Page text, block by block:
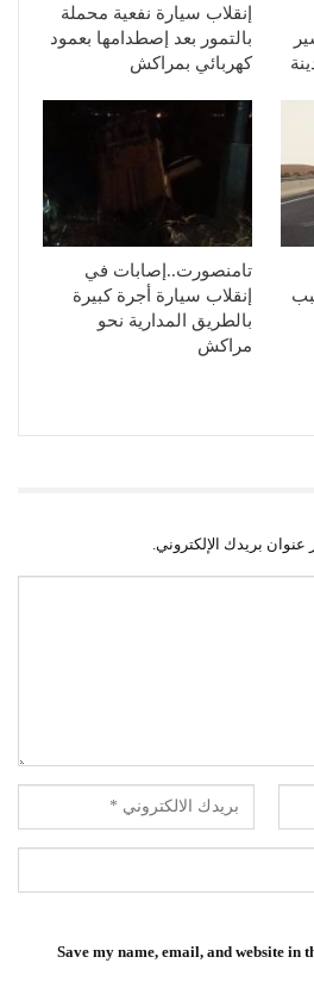
إنقلاب سيارة نفعية محملة
بالتمور بعد إصطدامها بعمود
كهربائي بمراكش
تامنصورت..إصابات في
إنقلاب سيارة أجرة كبيرة
بالطريق المدارية نحو
مراكش
بريدك الإلكتروني.
Save my name, email, and website in